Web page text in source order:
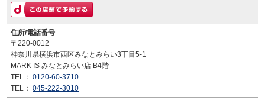
住所/電話番号
〒220-0012
神奈川県横浜市西区みなとみらい3丁目5-1
MARK IS みなとみらい店 B4階
TEL： 0120-60-3710
TEL： 045-222-3010